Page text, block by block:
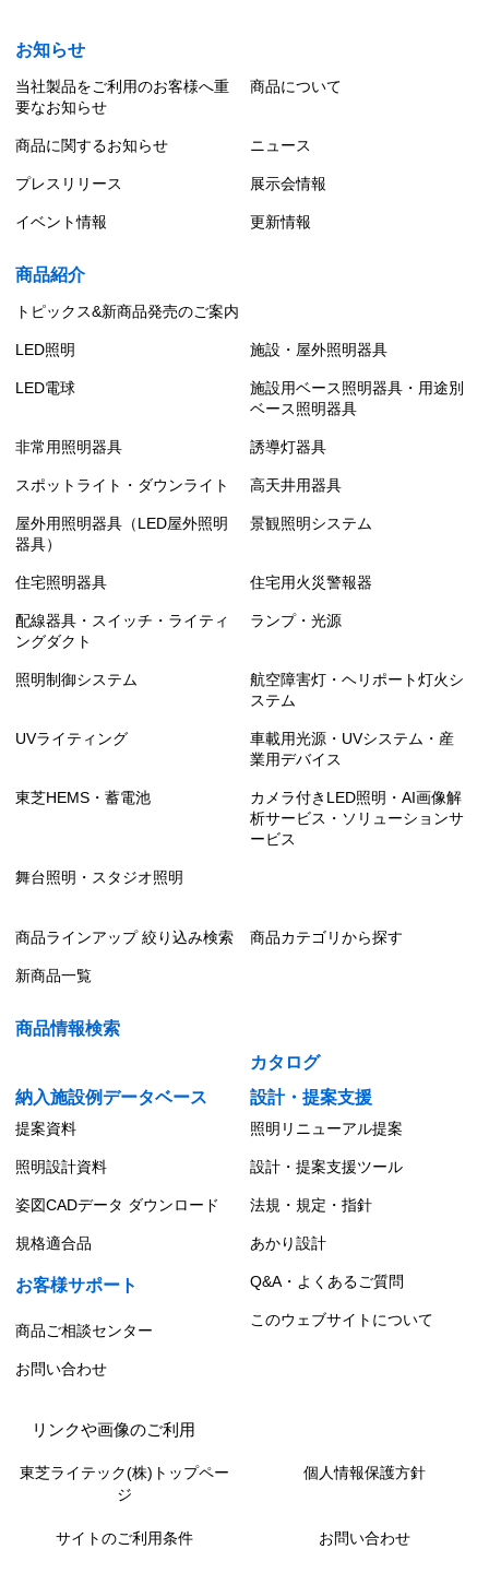
お知らせ
当社製品をご利用のお客様へ重
要なお知らせ
商品について
商品に関するお知らせ ニュース
プレスリリース 展示会情報
イベント情報 更新情報
商品紹介
トピックス&新商品発売のご案内
LED照明 施設・屋外照明器具
LED電球
施設用ベース照明器具・用途別
ベース照明器具
非常用照明器具 誘導灯器具
スポットライト・ダウンライト 高天井用器具
屋外用照明器具（LED屋外照明
器具）
景観照明システム
住宅照明器具 住宅用火災警報器
配線器具・スイッチ・ライティ
ングダクト
ランプ・光源
照明制御システム
航空障害灯・ヘリポート灯火シ
ステム
UVライティング
車載用光源・UVシステム・産
業用デバイス
東芝HEMS・蓄電池
カメラ付きLED照明・AI画像解
析サービス・ソリューションサ
ービス
舞台照明・スタジオ照明
商品ラインアップ 絞り込み検索 商品カテゴリから探す
新商品一覧
商品情報検索
カタログ
納入施設例データベース
設計・提案支援
提案資料 照明リニューアル提案
照明設計資料 設計・提案支援ツール
姿図CADデータ ダウンロード 法規・規定・指針
規格適合品 あかり設計
お客様サポート Q&A・よくあるご質問
商品ご相談センター
このウェブサイトについて
お問い合わせ
リンクや画像のご利用
東芝ライテック(株)トップペー
ジ
個人情報保護方針
サイトのご利用条件 お問い合わせ